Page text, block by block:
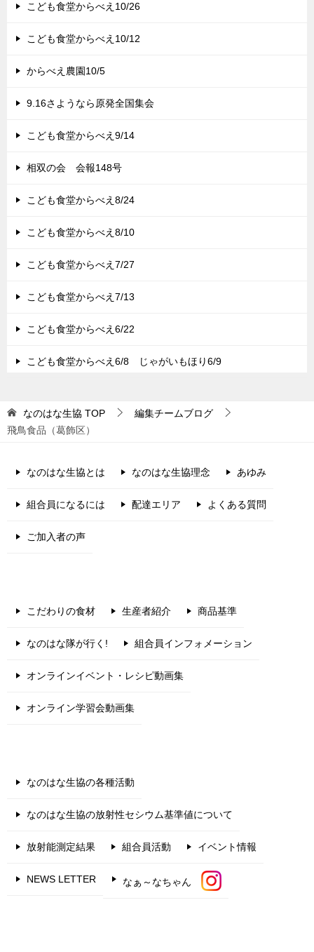
こども食堂からべえ10/26
こども食堂からべえ10/12
からべえ農園10/5
9.16さようなら原発全国集会
こども食堂からべえ9/14
相双の会 会報148号
こども食堂からべえ8/24
こども食堂からべえ8/10
こども食堂からべえ7/27
こども食堂からべえ7/13
こども食堂からべえ6/22
こども食堂からべえ6/8 じゃがいもほり6/9
なのはな生協 TOP
編集チームブログ
飛鳥食品（葛飾区）
なのはな生協とは なのはな生協理念 あゆみ
組合員になるには 配達エリア よくある質問
ご加入者の声
こだわりの食材 生産者紹介 商品基準
なのはな隊が行く! 組合員インフォメーション
オンラインイベント・レシピ動画集
オンライン学習会動画集
なのはな生協の各種活動
なのはな生協の放射性セシウム基準値について
放射能測定結果 組合員活動 イベント情報
NEWS LETTER なぁ～なちゃん